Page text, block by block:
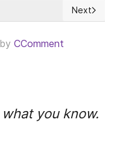
financiero global
Next
Next
CComment
you know.